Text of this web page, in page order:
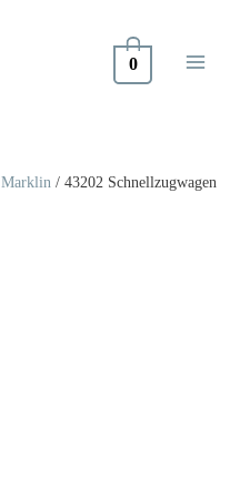
0
Marklin / 43202 Schnellzugwagen